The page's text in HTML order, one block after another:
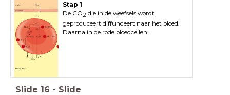
Stap 1
De CO2 die in de weefsels wordt
geproduceert diffundeert naar het bloed.
Daarna in de rode bloedcellen.
1
Slide 16 - Slide